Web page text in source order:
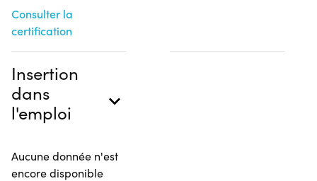
Consulter la
certification
Insertion
dans
l'emploi
Aucune donnée n'est
encore disponible